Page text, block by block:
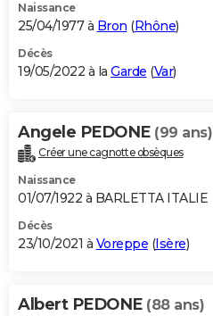
Naissance
25/04/1977 à Bron (Rhône)
Décès
19/05/2022 à la Garde (Var)
Angele PEDONE (99 ans)
Créer une cagnotte obsèques
Naissance
01/07/1922 à BARLETTA ITALIE
Décès
23/10/2021 à Voreppe (Isère)
Albert PEDONE (88 ans)